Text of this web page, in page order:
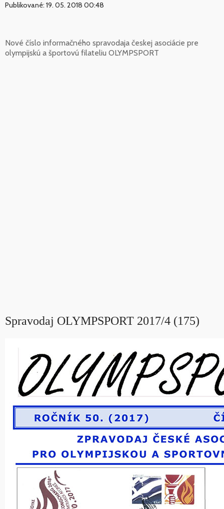
Publikované: 19. 05. 2018 00:48
Nové číslo informačného spravodaja českej asociácie pre
olympijskú a športovú filateliu OLYMPSPORT
Spravodaj OLYMPSPORT 2017/4 (175)